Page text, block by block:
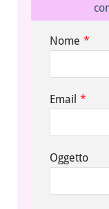
Nome *
Email *
Oggetto